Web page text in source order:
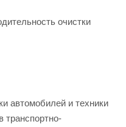
очистки
автомобилей и техники
транспортно-